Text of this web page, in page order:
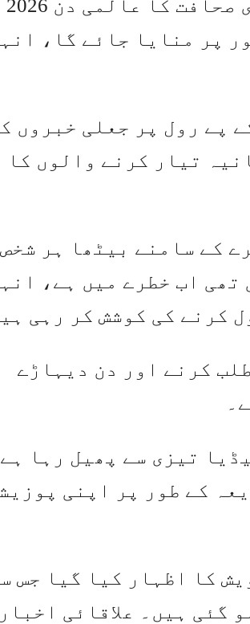
پر منایا جائے گا،
پے رول پر جعلی خبروں
تیار کرنے والوں کا
کے سامنے بیٹھا ہر شخص
اب خطرے میں ہے،
کرنے کی کوشش کر رہی
کرنے اور دن دیہاڑے
تیزی سے پھیل رہا
کے طور پر اپنی
کا اظہار کیا گیا جس
گئی ہیں۔ علاقائی